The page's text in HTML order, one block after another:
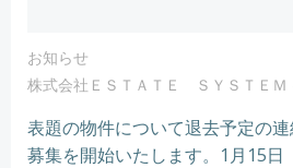
お知らせ
株式会社ＥＳＴＡＴＥ ＳＹＳＴＥＭ
表題の物件について退去予定の
募集を開始いたします。1月15日